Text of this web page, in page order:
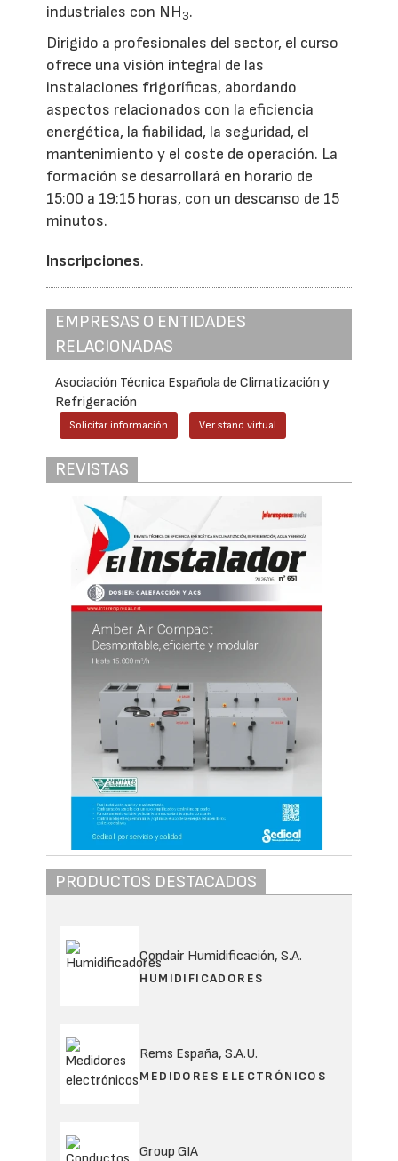
industriales con NH3.
Dirigido a profesionales del sector, el curso
ofrece una visión integral de las
instalaciones frigoríficas, abordando
aspectos relacionados con la eficiencia
energética, la fiabilidad, la seguridad, el
mantenimiento y el coste de operación. La
formación se desarrollará en horario de
15:00 a 19:15 horas, con un descanso de 15
minutos.
Inscripciones.
EMPRESAS O ENTIDADES
RELACIONADAS
Asociación Técnica Española de Climatización y
Refrigeración
Solicitar información Ver stand virtual
REVISTAS
PRODUCTOS DESTACADOS
Condair Humidificación, S.A.
HUMIDIFICADORES
Rems España, S.A.U.
MEDIDORES ELECTRÓNICOS
Group GIA